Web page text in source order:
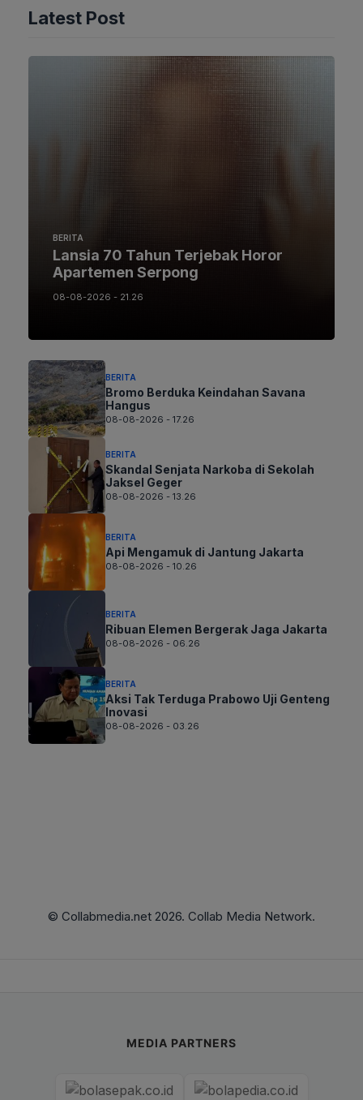
Latest Post
BERITA
Lansia 70 Tahun Terjebak Horor
Apartemen Serpong
08-08-2026 - 21.26
BERITA
Bromo Berduka Keindahan Savana
Hangus
08-08-2026 - 17.26
BERITA
Skandal Senjata Narkoba di Sekolah
Jaksel Geger
08-08-2026 - 13.26
BERITA
Api Mengamuk di Jantung Jakarta
08-08-2026 - 10.26
BERITA
Ribuan Elemen Bergerak Jaga Jakarta
08-08-2026 - 06.26
BERITA
Aksi Tak Terduga Prabowo Uji Genteng
Inovasi
08-08-2026 - 03.26
© Collabmedia.net 2026. Collab Media Network.
MEDIA PARTNERS